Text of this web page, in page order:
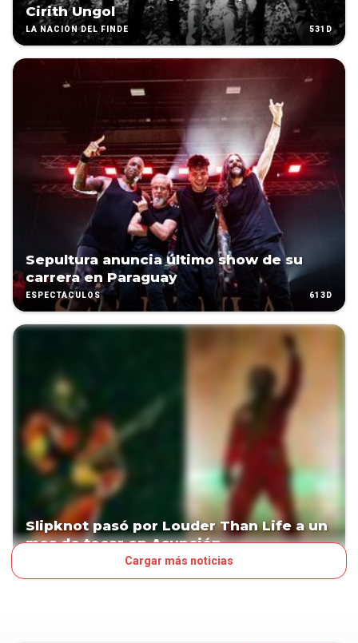
Cirith Ungol
LA NACIÓN DEL FINDE 531D
Sepultura anuncia último show de su
carrera en Paraguay
ESPECTÁCULOS 613D
Slipknot pasó por Louder Than Life a un
mes de tocar en Asunción
Cargar más noticias